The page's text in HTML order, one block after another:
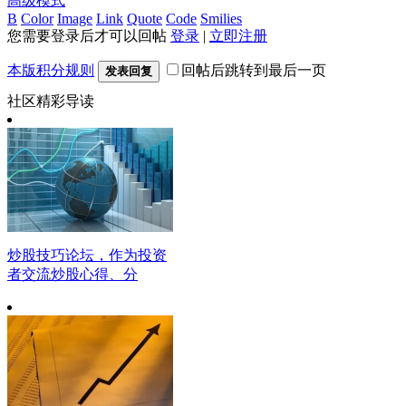
B Color Image Link Quote Code Smilies
您需要登录后才可以回帖 登录 | 立即注册
本版积分规则 发表回复
回帖后跳转到最后一页
社区精彩导读
炒股技巧论坛，作为投资
者交流炒股心得、分